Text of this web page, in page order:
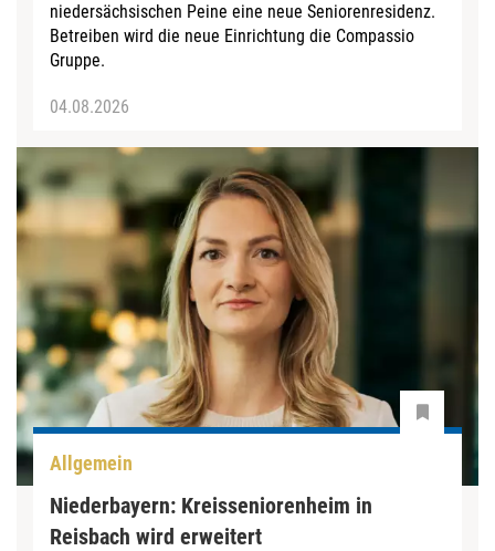
niedersächsischen Peine eine neue Seniorenresidenz.
Betreiben wird die neue Einrichtung die Compassio
Gruppe.
04.08.2026
Allgemein
Niederbayern: Kreisseniorenheim in
Reisbach wird erweitert